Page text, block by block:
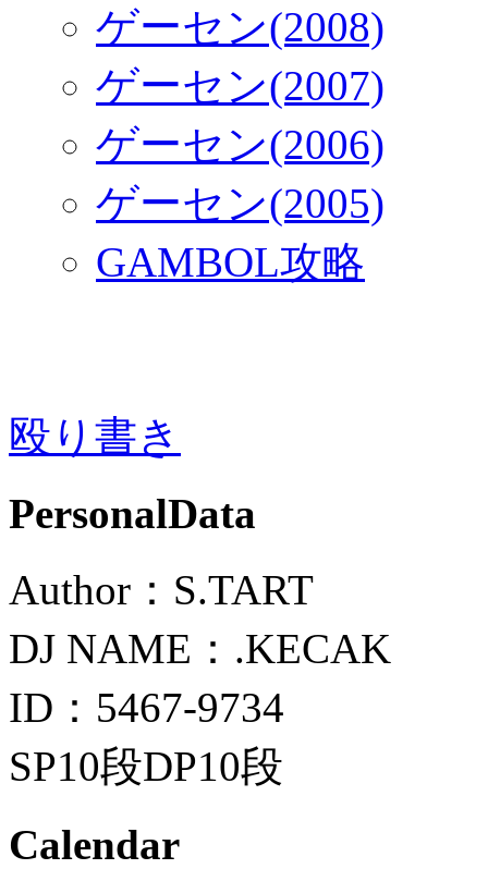
ゲーセン(2008)
ゲーセン(2007)
ゲーセン(2006)
ゲーセン(2005)
GAMBOL攻略
殴り書き
PersonalData
Author：S.TART
DJ NAME：.KECAK
ID：5467-9734
SP10段DP10段
Calendar